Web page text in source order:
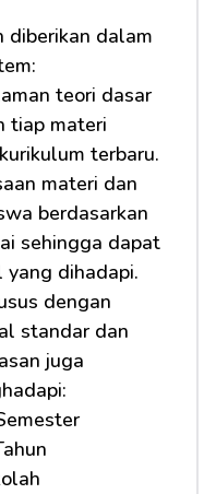
diberikan dalam
teori dasar
tiap materi
terbaru.
materi dan
berdasarkan
sehingga dapat
dihadapi.
standar dan
juga